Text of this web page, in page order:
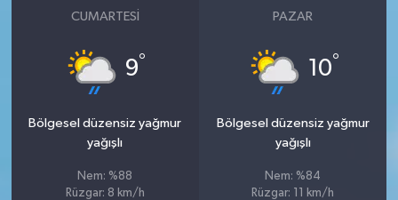
CUMARTESI
9°
Bölgesel düzensiz yağmur
yağışlı
Nem: %88
Rüzgar: 8 km/h
PAZAR
10°
Bölgesel düzensiz yağmur
yağışlı
Nem: %84
Rüzgar: 11 km/h